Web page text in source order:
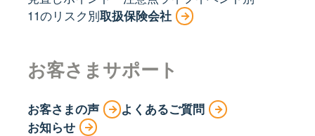
11のリスク別取扱保険会社
お客さまサポート
お客さまの声
よくあるご質問
お知らせ